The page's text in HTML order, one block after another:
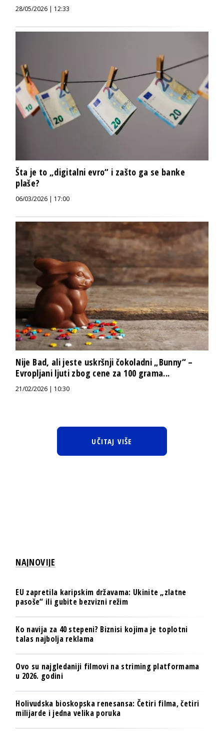
28/05/2026 | 12:33
Šta je to „digitalni evro“ i zašto ga se banke
plaše?
06/03/2026 | 17:00
Nije Bad, ali jeste uskršnji čokoladni „Bunny“ –
Evropljani ljuti zbog cene za 100 grama...
21/02/2026 | 10:30
UČITAJ VIŠE
NAJNOVIJE
EU zapretila karipskim državama: Ukinite „zlatne
pasoše“ ili gubite bezvizni režim
Ko navija za 40 stepeni? Biznisi kojima je toplotni
talas najbolja reklama
Ovo su najgledaniji filmovi na striming platformama
u 2026. godini
Holivudska bioskopska renesansa: Četiri filma, četiri
milijarde i jedna velika poruka